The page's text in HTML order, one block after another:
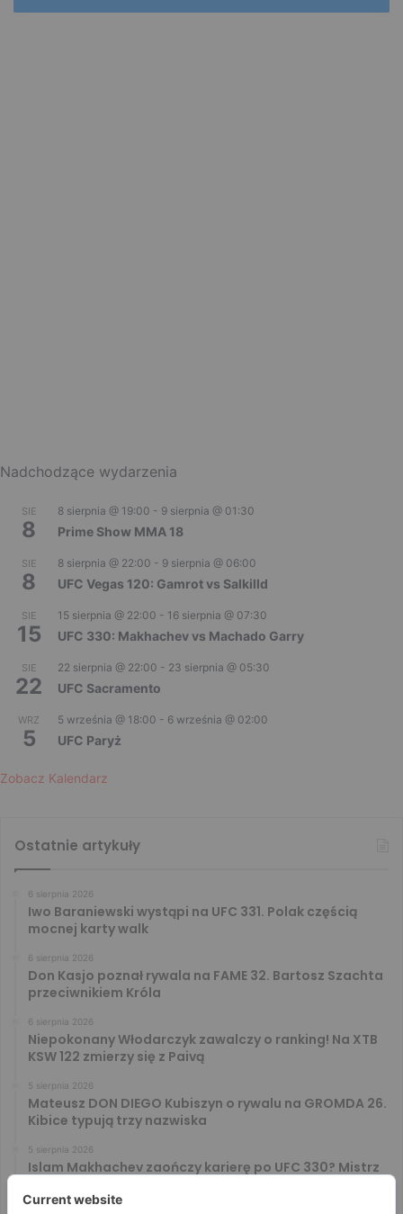
Nadchodzące wydarzenia
SIE
8
8 sierpnia @ 19:00 - 9 sierpnia @ 01:30
Prime Show MMA 18
SIE
8
8 sierpnia @ 22:00 - 9 sierpnia @ 06:00
UFC Vegas 120: Gamrot vs Salkilld
SIE
15
15 sierpnia @ 22:00 - 16 sierpnia @ 07:30
UFC 330: Makhachev vs Machado Garry
SIE
22
22 sierpnia @ 22:00 - 23 sierpnia @ 05:30
UFC Sacramento
WRZ
5
5 września @ 18:00 - 6 września @ 02:00
UFC Paryż
Zobacz Kalendarz
Ostatnie artykuły
6 sierpnia 2026
Iwo Baraniewski wystąpi na UFC 331. Polak częścią
mocnej karty walk
6 sierpnia 2026
Don Kasjo poznał rywala na FAME 32. Bartosz Szachta
przeciwnikiem Króla
6 sierpnia 2026
Niepokonany Włodarczyk zawalczy o ranking! Na XTB
KSW 122 zmierzy się z Paivą
5 sierpnia 2026
Mateusz DON DIEGO Kubiszyn o rywalu na GROMDA 26.
Kibice typują trzy nazwiska
5 sierpnia 2026
Islam Makhachev zaończy karierę po UFC 330? Mistrz